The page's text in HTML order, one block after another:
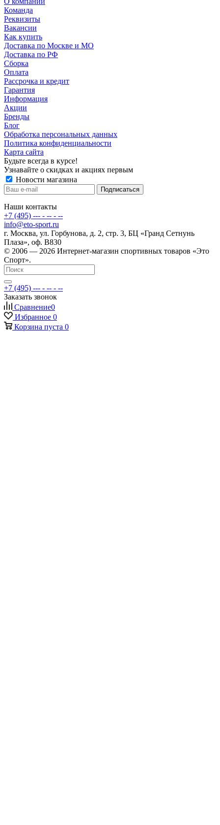
Команда
Реквизиты
Вакансии
Как купить
Доставка по Москве и МО
Доставка по РФ
Сборка
Оплата
Рассрочка и кредит
Гарантия
Информация
Акции
Бренды
Блог
Обработка персональных данных
Политика конфиденциальности
Карта сайта
Будьте всегда в курсе!
Узнавайте о скидках и акциях первым
Новости магазина
Наши контакты
+7 (495) --- - -- - --
info@eto-sport.ru
г. Москва, ул. Горбунова, д. 2, стр. 3, БЦ «Гранд Сетнунь
Плаза», оф. В830
© 2006 — 2026 Интернет-магазин спортивных товаров «Это
Спорт».
+7 (495) --- - -- - --
Заказать звонок
Сравнение0
Избранное 0
Корзина пуста 0